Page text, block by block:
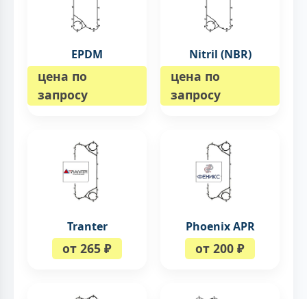
EPDM
цена по
запросу
Nitril (NBR)
цена по
запросу
Tranter
от 265 ₽
Phoenix APR
от 200 ₽